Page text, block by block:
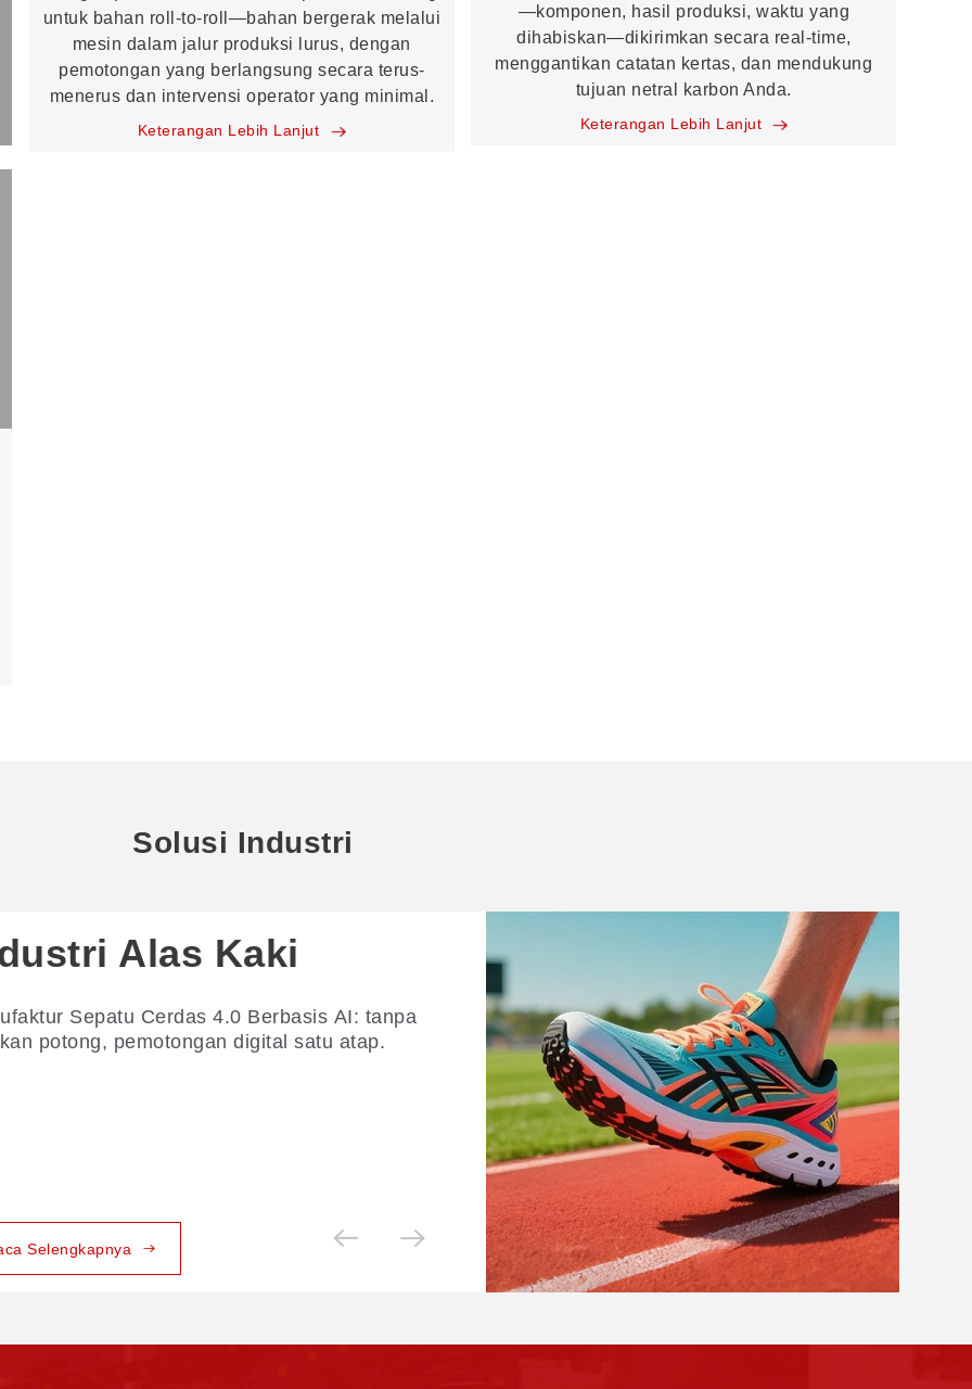
untuk bahan roll-to-roll—bahan bergerak melalui
mesin dalam jalur produksi lurus, dengan
pemotongan yang berlangsung secara terus-
menerus dan intervensi operator yang minimal.
Keterangan Lebih Lanjut
—komponen, hasil produksi, waktu yang
dihabiskan—dikirimkan secara real-time,
menggantikan catatan kertas, dan mendukung
tujuan netral karbon Anda.
Keterangan Lebih Lanjut
Solusi Industri
Alas Kaki
Sepatu Cerdas 4.0 Berbasis AI: tanpa
potong, pemotongan digital satu atap.
Selengkapnya